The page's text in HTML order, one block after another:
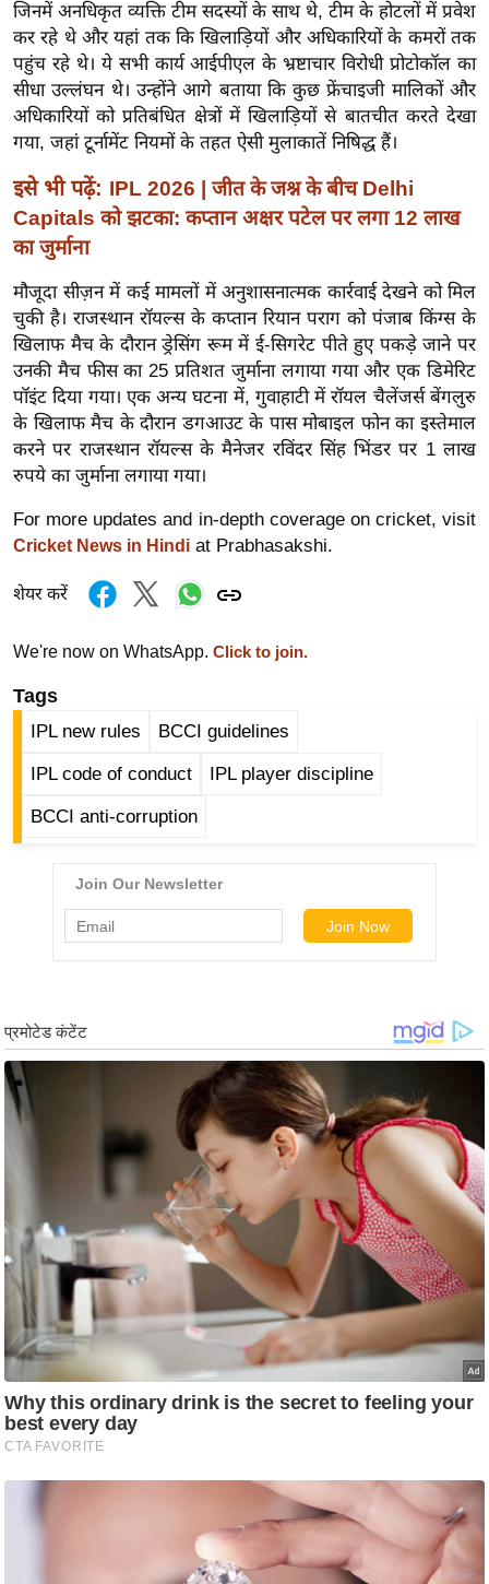
त
ऑ
टो
व
र्ल्ड
ज
ब्री
फ
म
नो
रं
ज
न
ज
ग
त
बॉ
ली
ड
हॉ
वु
ड
ल्म
स
k
i
n
g
ला
इ
फ
स्टा
इ
ल
टे
क्नॉ
लॉ
जी
जिनमें अनधिकृत व्यक्ति टीम सदस्यों के साथ थे, टीम के होटलों में प्रवेश
कर रहे थे और यहां तक ​​कि खिलाड़ियों और अधिकारियों के कमरों तक
पहुंच रहे थे। ये सभी कार्य आईपीएल के भ्रष्टाचार विरोधी प्रोटोकॉल का
सीधा उल्लंघन थे। उन्होंने आगे बताया कि कुछ फ्रेंचाइजी मालिकों और
अधिकारियों को प्रतिबंधित क्षेत्रों में खिलाड़ियों से बातचीत करते देखा
गया, जहां टूर्नामेंट नियमों के तहत ऐसी मुलाकातें निषिद्ध हैं।
इसे भी पढ़ें: IPL 2026 | जीत के जश्न के बीच Delhi
Capitals को झटका: कप्तान अक्षर पटेल पर लगा 12 लाख
का जुर्माना
मौजूदा सीज़न में कई मामलों में अनुशासनात्मक कार्रवाई देखने को मिल
चुकी है। राजस्थान रॉयल्स के कप्तान रियान पराग को पंजाब किंग्स के
खिलाफ मैच के दौरान ड्रेसिंग रूम में ई-सिगरेट पीते हुए पकड़े जाने पर
उनकी मैच फीस का 25 प्रतिशत जुर्माना लगाया गया और एक डिमेरिट
पॉइंट दिया गया। एक अन्य घटना में, गुवाहाटी में रॉयल चैलेंजर्स बेंगलुरु
के खिलाफ मैच के दौरान डगआउट के पास मोबाइल फोन का इस्तेमाल
करने पर राजस्थान रॉयल्स के मैनेजर रविंदर सिंह भिंडर पर 1 लाख
रुपये का जुर्माना लगाया गया।
For more updates and in-depth coverage on cricket, visit
Cricket News in Hindi at Prabhasakshi.
शेयर करें
We're now on WhatsApp. Click to join.
Tags
IPL new rules BCCI guidelines
IPL code of conduct IPL player discipline
BCCI anti-corruption